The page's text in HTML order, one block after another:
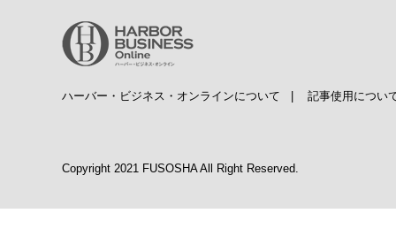
ハーバー・ビジネス・オンラインについて 記事使用につい
Copyright 2021 FUSOSHA All Right Reserved.